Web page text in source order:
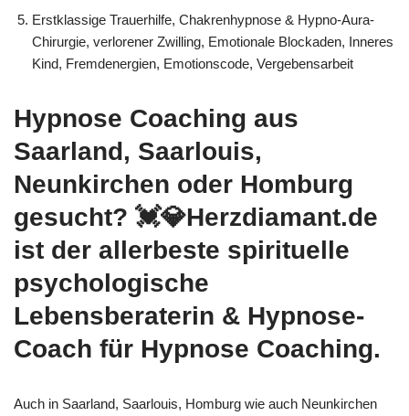
Erstklassige Trauerhilfe, Chakrenhypnose & Hypno-Aura-
Chirurgie, verlorener Zwilling, Emotionale Blockaden, Inneres
Kind, Fremdenergien, Emotionscode, Vergebensarbeit
Hypnose Coaching aus
Saarland, Saarlouis,
Neunkirchen oder Homburg
gesucht? 💓️💎Herzdiamant.de
ist der allerbeste spirituelle
psychologische
Lebensberaterin & Hypnose-
Coach für Hypnose Coaching.
Auch in Saarland, Saarlouis, Homburg wie auch Neunkirchen